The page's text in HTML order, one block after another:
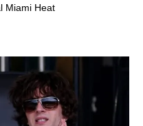
Miami Heat